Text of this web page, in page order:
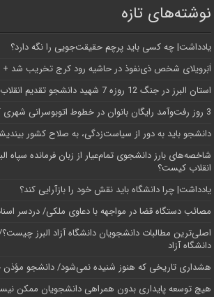
نوشته‌های تازه
یادداشت| ‌چه کسی باید پرچم حقیقت‌جویی را نگه دارد؟
اَبَر‌ویلای شخص ذی‌نفوذ در حاشیه‌ رود کرج تخریب شد +
استان البرز در جنگ 12 روزه 7 شهید دانشجو تقدیم انقلاب کرد
3 روز رفت‌وآمد رایگان بانوان در خطوط اتوبوسرانی شهری کرج
دانشجو باید به دور از سیاست‌زدگی، به صلاح کشور
شاخصه‌های بارز دانشجوی تمام‌عیار از زبان فرمانده سپاه
انقلاب کیست؟
یادداشت| چرا دانشگاه باید نقش خود را بازآرایی کند؟
مصائب دستگاه قضا در مواجهه با دعاوی ملکی/ دردسر
اصلی‌ترین مطالبات دانشجویان دانشگاه آزاد البرز
دانشگاه آز‌اد
هشداری تاریخی که هنوز شنیده نمی‌شود/ دانشجو مؤذن
هیچ توسعه پایداری بدون همراهی دانشجویان ممکن